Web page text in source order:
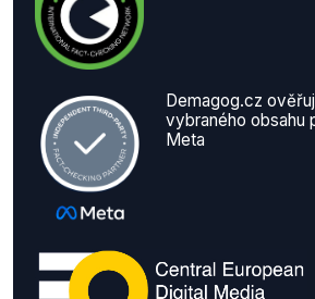
Demagog.cz
vybraného obsahu
Meta